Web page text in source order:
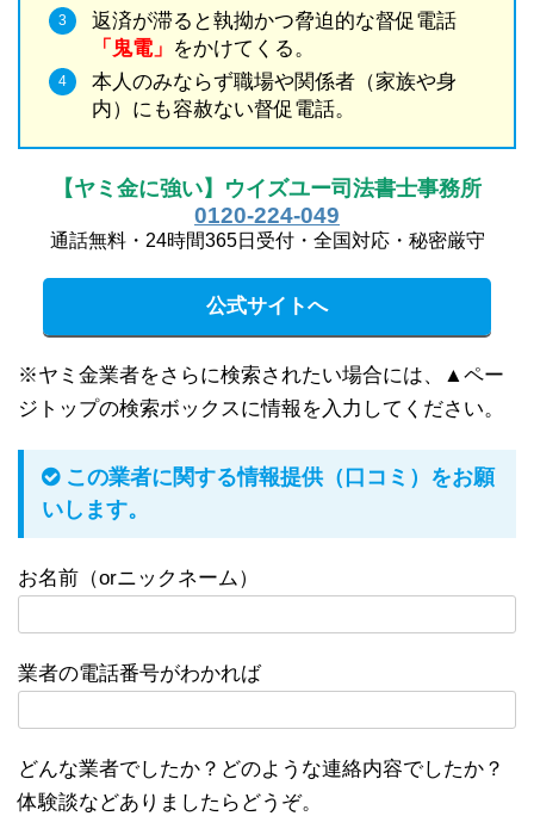
返済が滞ると執拗かつ脅迫的な督促電話
「鬼電」 をかけてくる。
本人のみならず職場や関係者（家族や身
内）にも容赦ない督促電話。
【ヤミ金に強い】ウイズユー司法書士事務所
0120-224-049
通話無料・24時間365日受付・全国対応・秘密厳守
公式サイトへ
※ヤミ金業者をさらに検索されたい場合には、▲ペー
ジトップの検索ボックスに情報を入力してください。
この業者に関する情報提供（口コミ）をお願
いします。
お名前（orニックネーム）
業者の電話番号がわかれば
どんな業者でしたか？どのような連絡内容でしたか？
体験談などありましたらどうぞ。